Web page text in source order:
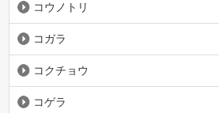
コウノトリ
コガラ
コクチョウ
コゲラ